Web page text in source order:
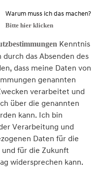
Warum muss ich das machen?
Bitte hier klicken
Kenntnis
das Absenden des
dass meine Daten von
genannten
verarbeitet und
über die genannten
kann. Ich bin
Verarbeitung und
Daten für die
für die Zukunft
widersprechen kann.